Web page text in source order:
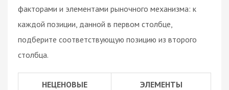
факторами и элементами рыночного механизма: к
каждой позиции, данной в первом столбце,
подберите соответствующую позицию из второго
столбца.
НЕЦЕНОВЫЕ
ЭЛЕМЕНТЫ